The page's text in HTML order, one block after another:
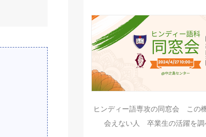
ヒンディー語専攻の同窓会 この
会えない人 卒業生の活躍を調